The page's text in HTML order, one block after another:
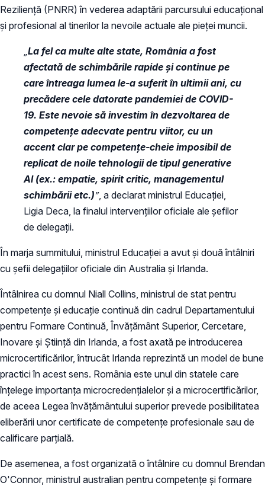
Reziliență (PNRR) în vederea adaptării parcursului educațional
și profesional al tinerilor la nevoile actuale ale pieței muncii.
La fel ca multe alte state, România a fost
afectată de schimbările rapide și continue pe
care întreaga lumea le-a suferit în ultimii ani, cu
precădere cele datorate pandemiei de COVID-
19. Este nevoie să investim în dezvoltarea de
competențe adecvate pentru viitor, cu un
accent clar pe competențe-cheie imposibil de
replicat de noile tehnologii de tipul generative
Al (ex.: empatie, spirit critic, managementul
schimbării etc.)”, a declarat ministrul Educației,
Ligia Deca, la finalul intervențiilor oficiale ale șefilor
de delegații.
În marja summitului, ministrul Educației a avut și două întâlniri
cu șefii delegațiilor oficiale din Australia și Irlanda.
Întâlnirea cu domnul Niall Collins, ministrul de stat pentru
competențe și educație continuă din cadrul Departamentului
pentru Formare Continuă, Învățământ Superior, Cercetare,
Inovare și Știință din Irlanda, a fost axată pe introducerea
microcertificărilor, întrucât Irlanda reprezintă un model de bune
practici în acest sens. România este unul din statele care
înțelege importanța microcredențialelor și a microcertificărilor,
de aceea Legea învățământului superior prevede posibilitatea
eliberării unor certificate de competențe profesionale sau de
calificare parțială.
De asemenea, a fost organizată o întâlnire cu domnul Brendan
O'Connor, ministrul australian pentru competențe și formare